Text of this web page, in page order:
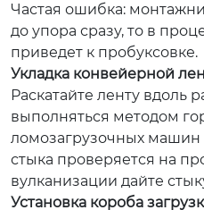
Частая ошибка:
до упора сразу, то в
приведет к пробуксовке.
Укладка конвейерной
Раскатайте ленту
выполняться методом
ломозагрузочных машин
стыка проверяется на
вулканизации дайте
Установка короба